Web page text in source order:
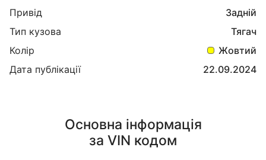
Привід
Задній
Тип кузова
Тягач
Колір
Жовтий
Дата публікації
22.09.2024
Основна інформація
за VIN кодом